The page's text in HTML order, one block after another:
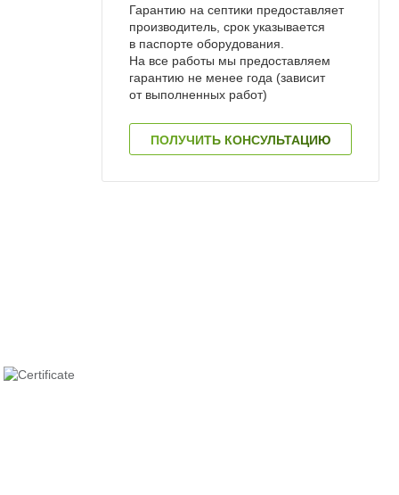
Гарантию на септики предоставляет
производитель, срок указывается
в паспорте оборудования.
На все работы мы предоставляем
гарантию не менее года (зависит
от выполненных работ)
ПОЛУЧИТЬ КОНСУЛЬТАЦИЮ